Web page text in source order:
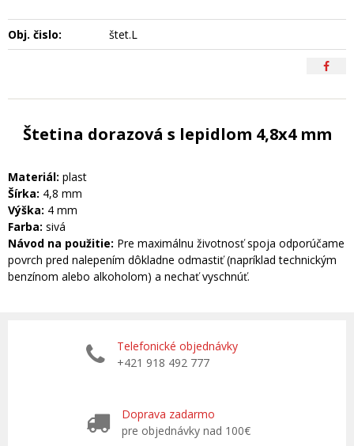
Obj. čislo: štet.L
Štetina dorazová s lepidlom 4,8x4 mm
Materiál: plast
Šírka: 4,8 mm
Výška: 4 mm
Farba: sivá
Návod na použitie: Pre maximálnu životnosť spoja odporúčame
povrch pred nalepením dôkladne odmastiť (napríklad technickým
benzínom alebo alkoholom) a nechať vyschnúť.
Telefonické objednávky
+421 918 492 777
Doprava zadarmo
pre objednávky nad 100€